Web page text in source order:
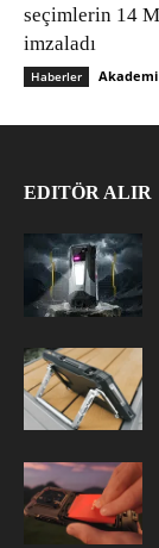
seçimlerin 14
imzaladı
Haberler
EDITÖR ALIR